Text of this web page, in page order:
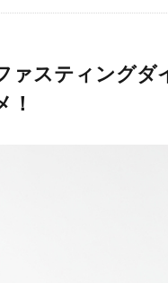
ァスティングダ
！